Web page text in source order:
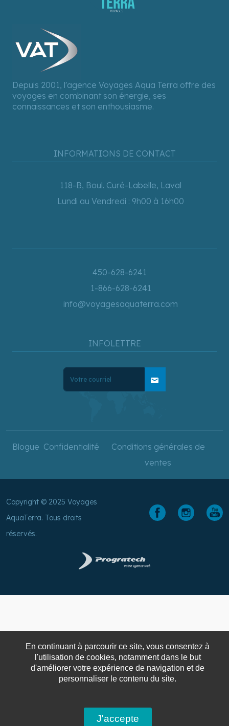
Depuis 2001, l'agence Voyages Aqua Terra offre des
voyages en combinant son énergie, ses
connaissances et son enthousiasme.
INFORMATIONS DE CONTACT
118-B, Boul. Curé-Labelle, Laval
Lundi au Vendredi : 9h00 à 16h00
450-628-6241
1-866-628-6241
info@voyagesaquaterra.com
INFOLETTRE
mail
Blogue Confidentialité
Conditions générales de
ventes
Copyright © 2025 Voyages
AquaTerra. Tous droits
réservés.
En continuant à parcourir ce site, vous consentez à
l'utilisation de cookies, notamment dans le but
d'améliorer votre expérience de navigation et de
personnaliser le contenu du site.
J'accepte